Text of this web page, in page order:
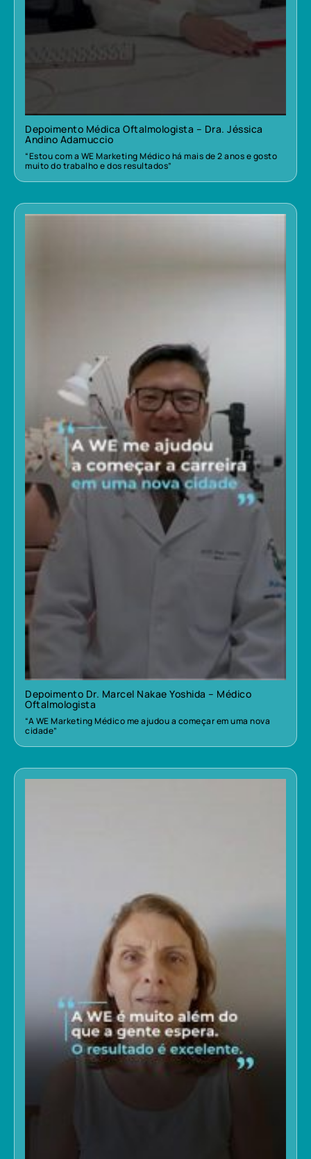
Depoimento Médica Oftalmologista – Dra. Jéssica
Andino Adamuccio
“Estou com a WE Marketing Médico há mais de 2 anos e gosto
muito do trabalho e dos resultados”
Depoimento Dr. Marcel Nakae Yoshida – Médico
Oftalmologista
“A WE Marketing Médico me ajudou a começar em uma nova
cidade”